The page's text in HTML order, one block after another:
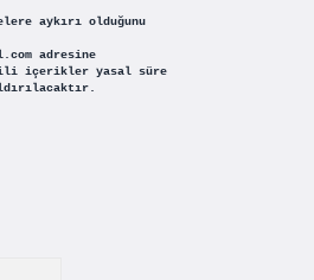
aykırı olduğunu
adresine
içerikler yasal süre